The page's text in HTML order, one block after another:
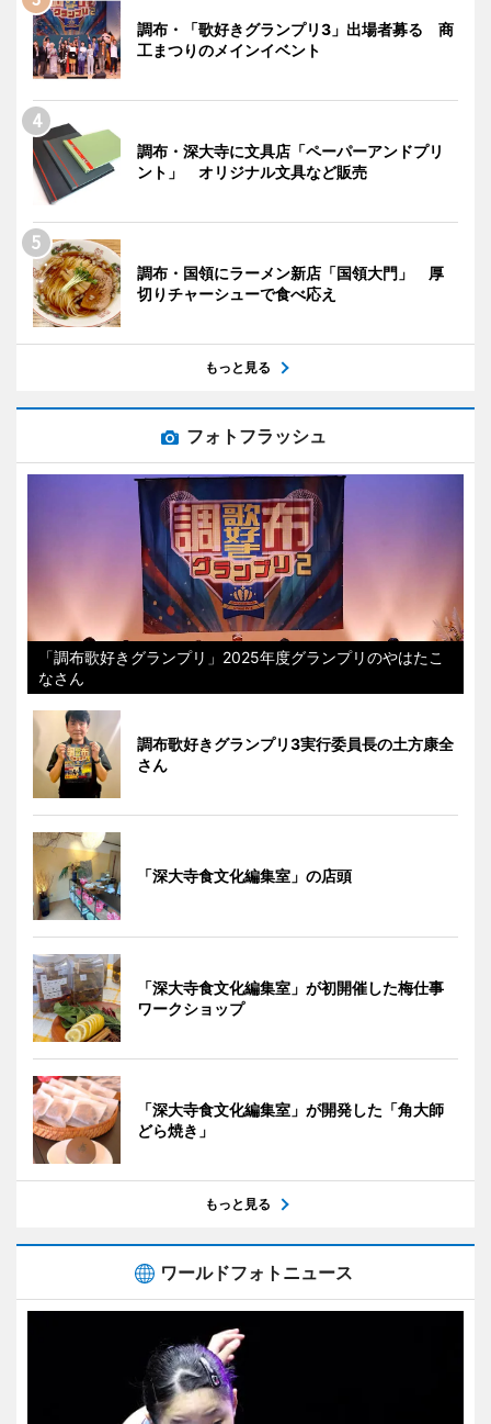
調布・「歌好きグランプリ3」出場者募る 商
工まつりのメインイベント
調布・深大寺に文具店「ペーパーアンドプリ
ント」 オリジナル文具など販売
調布・国領にラーメン新店「国領大門」 厚
切りチャーシューで食べ応え
もっと見る
フォトフラッシュ
「調布歌好きグランプリ」2025年度グランプリのやはたこ
なさん
調布歌好きグランプリ3実行委員長の土方康全
さん
「深大寺食文化編集室」の店頭
「深大寺食文化編集室」が初開催した梅仕事
ワークショップ
「深大寺食文化編集室」が開発した「角大師
どら焼き」
もっと見る
ワールドフォトニュース